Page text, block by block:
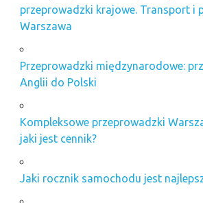
przeprowadzki krajowe. Transport i
Warszawa
Przeprowadzki międzynarodowe:
Anglii do Polski
Kompleksowe przeprowadzki
jaki jest cennik?
Jaki rocznik samochodu jest